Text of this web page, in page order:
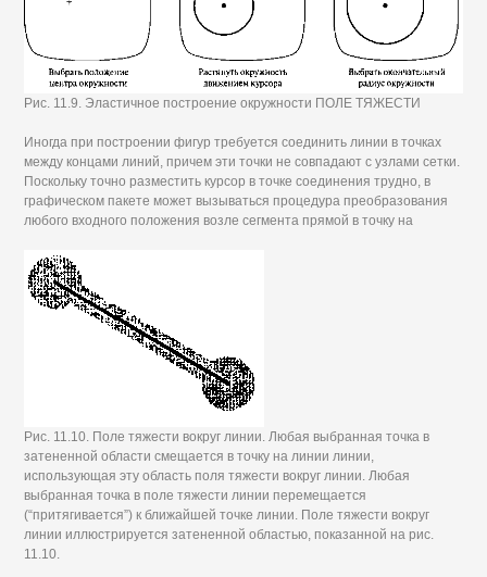
Рис. 11.9. Эластичное построение окружности ПОЛЕ ТЯЖЕСТИ
Иногда при построении фигур требуется соединить линии в точках
между концами линий, причем эти точки не совпадают с узлами сетки.
Поскольку точно разместить курсор в точке соединения трудно, в
графическом пакете может вызываться процедура преобразования
любого входного положения возле сегмента прямой в точку на
Рис. 11.10. Поле тяжести вокруг линии. Любая выбранная точка в
затененной области смещается в точку на линии линии,
использующая эту область поля тяжести вокруг линии. Любая
выбранная точка в поле тяжести линии перемещается
(“притягивается”) к ближайшей точке линии. Поле тяжести вокруг
линии иллюстрируется затененной областью, показанной на рис.
11.10.